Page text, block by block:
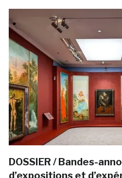
DOSSIER / Bandes-